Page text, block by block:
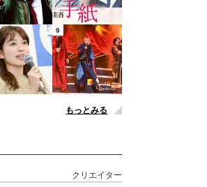
9
もっとみる
クリエイター